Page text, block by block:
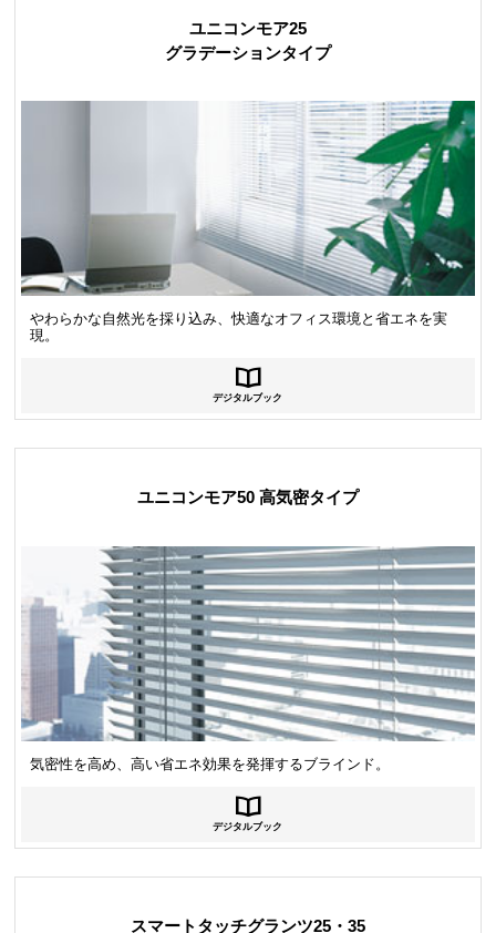
ユニコンモア25
グラデーションタイプ
やわらかな自然光を採り込み、快適なオフィス環境と省エネを実
現。
デジタルブック
ユニコンモア50 高気密タイプ
気密性を高め、高い省エネ効果を発揮するブラインド。
デジタルブック
スマートタッチグランツ25・35